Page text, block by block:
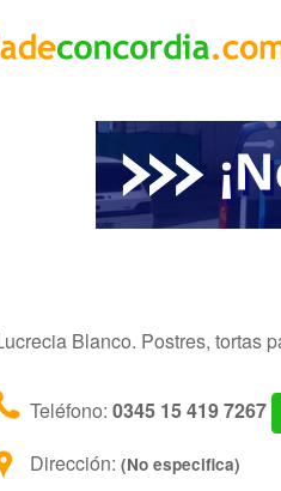
Blanco. Postres, tortas
Teléfono: 0345 15 419 7267
Dirección: (No especifica)